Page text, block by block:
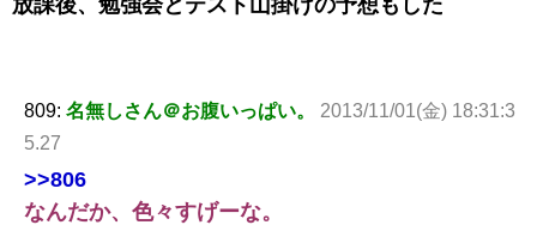
809: 名無しさん＠お腹いっぱい。
2013/11/01(金) 18:31:3
5.27
>>806
なんだか、色々すげーな。